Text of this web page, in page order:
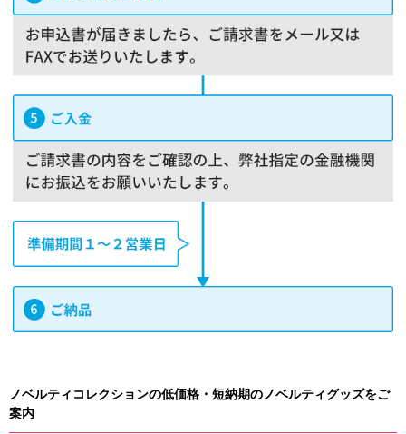
ノベルティコレクションの低価格・短納期のノベルティグッズをご
案内